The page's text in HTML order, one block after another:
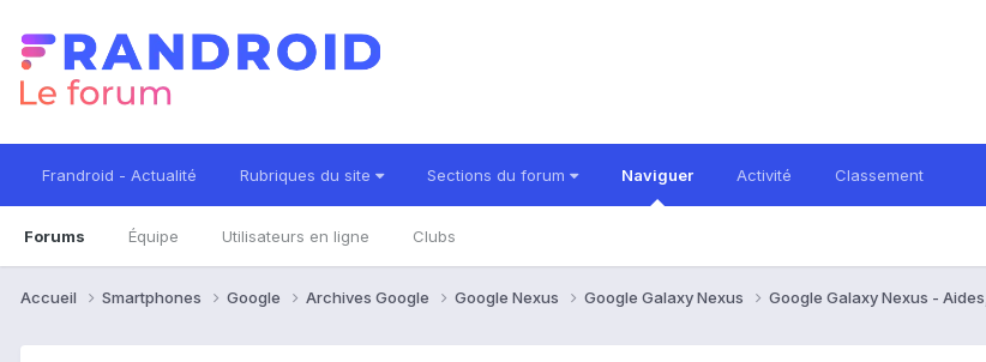
Frandroid - Actualité Rubriques du site Sections du forum Naviguer
Forums Équipe Utilisateurs en ligne Clubs
Activité Classement
Accueil Smartphones Google Archives Google Google Nexus Google Galaxy Nexus Google Galaxy Nexus -